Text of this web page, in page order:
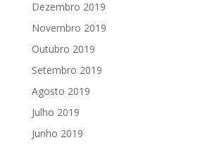
Dezembro 2019
Novembro 2019
Outubro 2019
Setembro 2019
Agosto 2019
Julho 2019
Junho 2019